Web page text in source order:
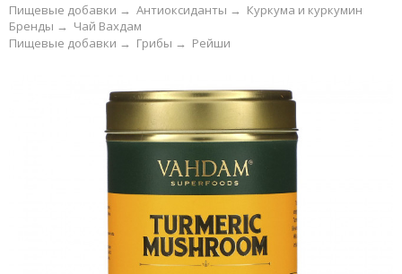
Пищевые добавки → Антиоксиданты → Куркума и куркумин
Чай Вахдам
Бренды →
Рейши
Грибы →
Пищевые добавки →